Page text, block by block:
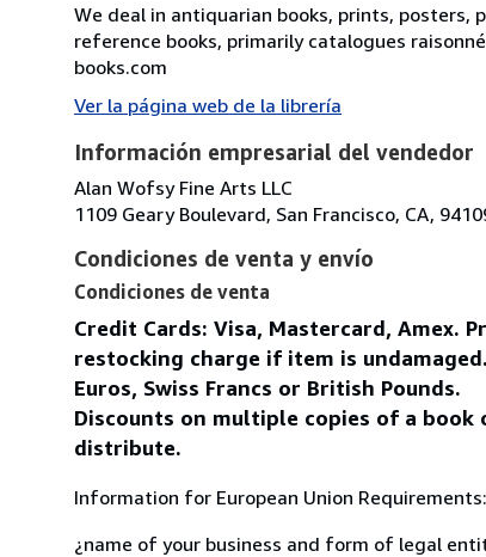
We deal in antiquarian books, prints,
reference books, primarily catalogues
books.com
Ver la página web de la librería
Información empresarial del vendedor
Alan Wofsy Fine Arts LLC
1109 Geary Boulevard, San Francisco, CA,
Condiciones de venta y envío
Condiciones de venta
Credit Cards: Visa, Mastercard, Amex.
restocking charge if item is
Euros, Swiss Francs or British Pounds.
Discounts on multiple copies of a
distribute.
Information for European Union Requirements:
¿name of your business and form of legal